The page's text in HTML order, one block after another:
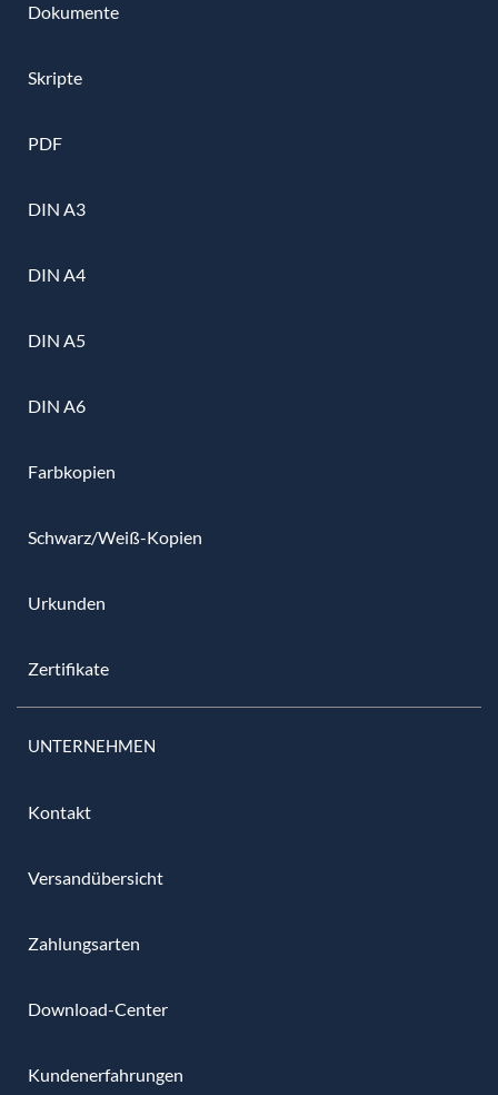
Dokumente
Skripte
PDF
DIN A3
DIN A4
DIN A5
DIN A6
Farbkopien
Schwarz/Weiß-Kopien
Urkunden
Zertifikate
UNTERNEHMEN
Kontakt
Versandübersicht
Zahlungsarten
Download-Center
Kundenerfahrungen